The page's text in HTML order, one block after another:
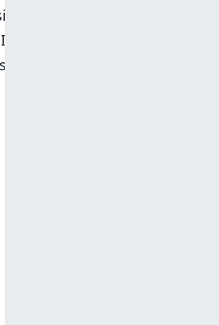
difuzor, cât și
facilitând efectuarea de
trimiterea și primirea de
pe ceas.